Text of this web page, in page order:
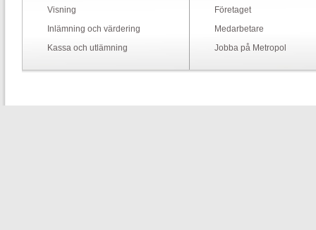
Visning
Inlämning och värdering
Kassa och utlämning
Företaget
Medarbetare
Jobba på Metropol